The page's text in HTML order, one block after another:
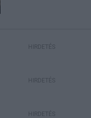
HIRDETÉS
HIRDETÉS
HIRDETÉS